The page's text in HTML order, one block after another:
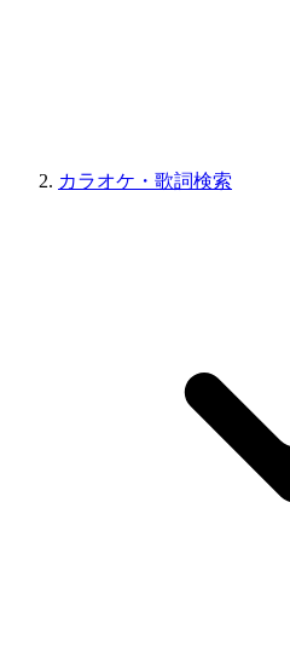
カラオケ・歌詞検索